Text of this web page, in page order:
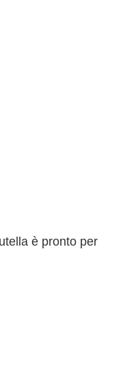
è pronto per